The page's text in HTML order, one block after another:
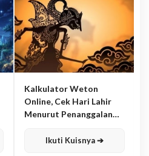
Kalkulator Weton
Online, Cek Hari Lahir
Menurut Penanggalan
Ikuti Kuisnya ➔